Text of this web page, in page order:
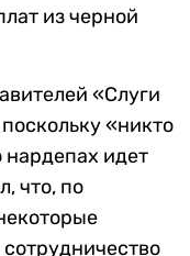
из черной
«Слуги
«никто
нардепах идет
что, по